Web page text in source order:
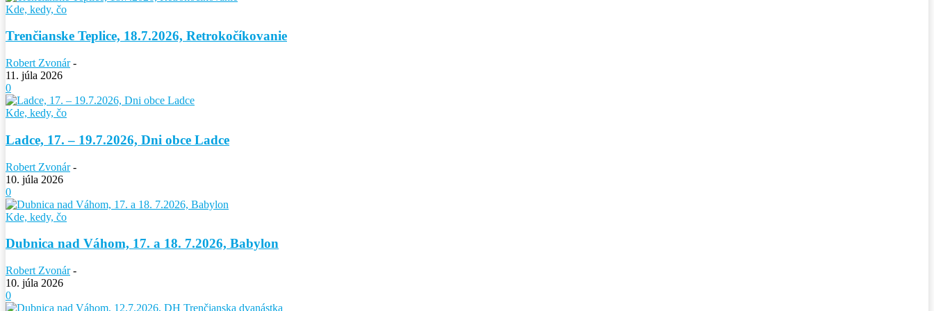
Kde, kedy, čo
Trenčianske Teplice, 18.7.2026, Retrokočíkovanie
Robert Zvonár -
11. júla 2026
0
Kde, kedy, čo
Ladce, 17. – 19.7.2026, Dni obce Ladce
Robert Zvonár -
10. júla 2026
0
Kde, kedy, čo
Dubnica nad Váhom, 17. a 18. 7.2026, Babylon
Robert Zvonár -
10. júla 2026
0